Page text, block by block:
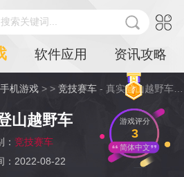
搜索关键词...
软件应用 资讯攻略
手机游戏 > >竞技赛车 - 真实登山越野车详情
山越野车
竞技赛车
：2022-08-22
游戏评分
3
简体中文